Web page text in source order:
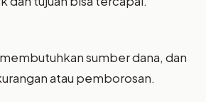
sumber dana, dan
atau pemborosan.